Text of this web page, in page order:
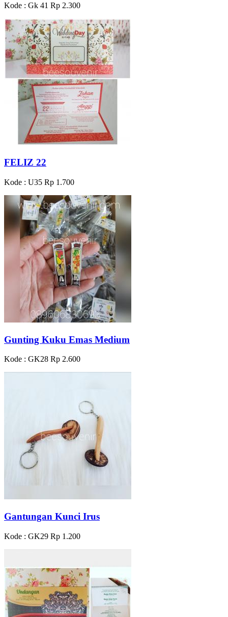
Kode : Gk 41 Rp 2.300
FELIZ 22
Kode : U35 Rp 1.700
Gunting Kuku Emas Medium
Kode : GK28 Rp 2.600
Gantungan Kunci Irus
Kode : GK29 Rp 1.200